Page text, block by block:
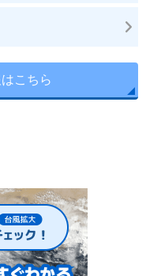
こちら